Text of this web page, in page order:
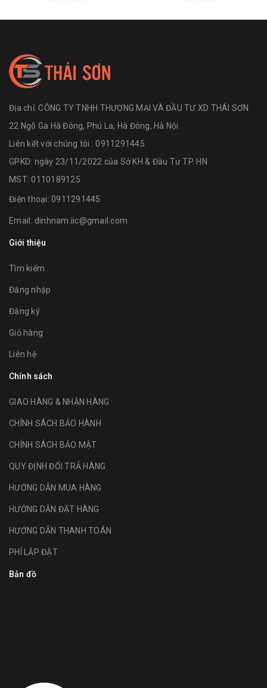
Địa chỉ:CÔNG TY TNHH THƯƠNG MẠI VÀ ĐẦU TƯ XD THÁI SƠN
22 Ngõ Ga Hà Đông, Phú La, Hà Đông, Hà Nội
Liên kết với chúng tôi : 0911291445
GPKD: ngày 23/11/2022 của Sở KH & Đầu Tư TP. HN
MST: 0110189125
Điện thoại: 0911291445
Email: dinhnam.iic@gmail.com
Giới thiệu
Tìm kiếm
Đăng nhập
Đăng ký
Giỏ hàng
Liên hệ
Chính sách
GIAO HÀNG & NHẬN HÀNG
CHÍNH SÁCH BẢO HÀNH
CHÍNH SÁCH BẢO MẬT
QUY ĐỊNH ĐỔI TRẢ HÀNG
HƯỚNG DẪN MUA HÀNG
HƯỚNG DẪN ĐẶT HÀNG
HƯỚNG DẪN THANH TOÁN
PHÍ LẮP ĐẶT
Bản đồ